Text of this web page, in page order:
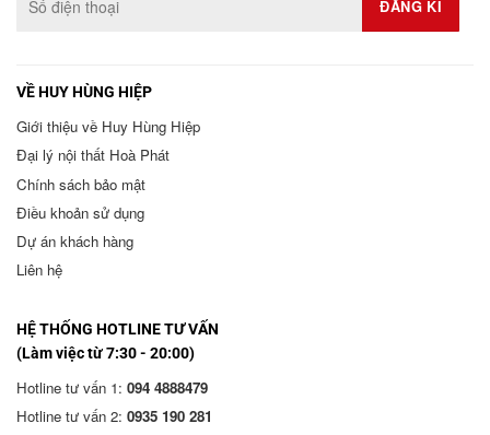
VỀ HUY HÙNG HIỆP
Giới thiệu về Huy Hùng Hiệp
Đại lý nội thất Hoà Phát
Chính sách bảo mật
Điều khoản sử dụng
Dự án khách hàng
Liên hệ
HỆ THỐNG HOTLINE TƯ VẤN
(Làm việc từ 7:30 - 20:00)
Hotline tư vấn 1: 094 4888479
Hotline tư vấn 2: 0935 190 281